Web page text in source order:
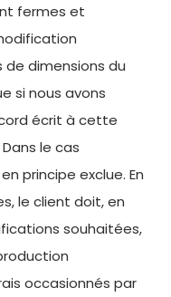
fermes et
dimensions du
si nous avons
écrit à cette
le cas
principe exclue. En
le client doit, en
souhaitées,
occasionnés par